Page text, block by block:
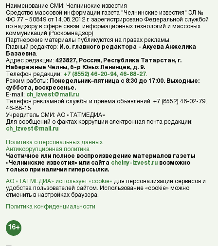
Наименование СМИ: Челнинские известия
Средство массовой информации газета "Челнинские известия" ЭЛ №
ФС 77 – 50849 от 14.08.2012 г. зарегистрировано Федеральной службой
по надзору в сфере связи, информационных технологий и массовых
коммуникаций (Роскомнадзор)
Партнерские материалы публикуются на правах рекламы.
Главный редактор: И.о. главного редактора - Акуева Анжелика
Базаевна.
Адрес редакции: 423827, Россия, Республика Татарстан, г.
Набережные Челны, б-р Юных Ленинцев, д. 9.
Телефон редакции: +7 (8552) 46-20-94, 46-88-27.
Режим работы:
Понедельник–пятница с 8:30 до 17:00. Выходные:
суббота, воскресенье.
E-mail: ch_izvest@mail.ru
Телефон рекламной службы и приема объявлений: +7 (8552) 46-02-79,
46-88-15
Учредитель СМИ: АО «ТАТМЕДИА»
Для сообщений о фактах коррупции электронная почта редакции:
ch_izvest@mail.ru
Политика о персональных данных
Антикоррупционная политика
Частичное или полное воспроизведение материалов газеты
«Челнинские известия» или сайта chelny-izvest.ru
возможно
только при наличии гиперссылки.
АО «ТАТМЕДИА» использует «cookie» для персонализации сервисов и
удобства пользователей сайтом. Использование «cookie» можно
отменить в настройках браузера.
Политика конфиденциальности
16+